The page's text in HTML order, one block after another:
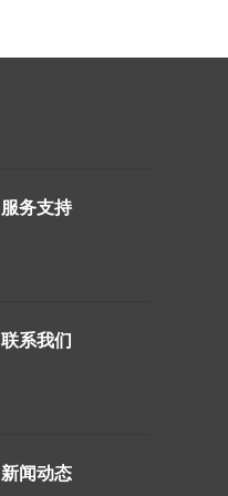
服务支持
联系我们
新闻动态